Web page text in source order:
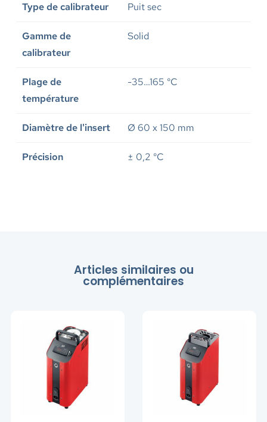
Type de calibrateur Puit sec
Gamme de
calibrateur
Solid
Plage de
température
-35…165 °C
Diamètre de l'insert Ø 60 x 150 mm
Précision ± 0,2 °C
Articles similaires ou
complémentaires